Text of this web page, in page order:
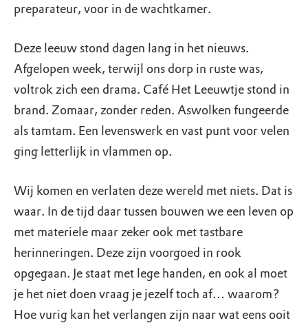
preparateur, voor in de wachtkamer.
Deze leeuw stond dagen lang in het nieuws.
Afgelopen week, terwijl ons dorp in ruste was,
voltrok zich een drama. Café Het Leeuwtje stond in
brand. Zomaar, zonder reden. Aswolken fungeerde
als tamtam. Een levenswerk en vast punt voor velen
ging letterlijk in vlammen op.
Wij komen en verlaten deze wereld met niets. Dat is
waar. In de tijd daar tussen bouwen we een leven op
met materiele maar zeker ook met tastbare
herinneringen. Deze zijn voorgoed in rook
opgegaan. Je staat met lege handen, en ook al moet
je het niet doen vraag je jezelf toch af… waarom?
Hoe vurig kan het verlangen zijn naar wat eens ooit